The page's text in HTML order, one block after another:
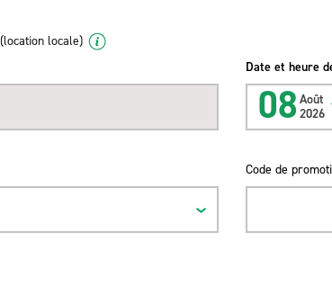
(location locale)
Date et heure
08Août
2026
Code de